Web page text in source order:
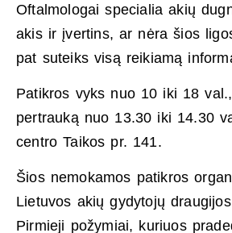
Oftalmologai specialia akių
akis ir įvertins, ar nėra šios
pat suteiks visą reikiamą
Patikros vyks nuo 10 iki 18
pertrauką nuo 13.30 iki 14.30
centro Taikos pr. 141.
Šios nemokamos patikros
Lietuvos akių gydytojų
Pirmieji požymiai, kuriuos